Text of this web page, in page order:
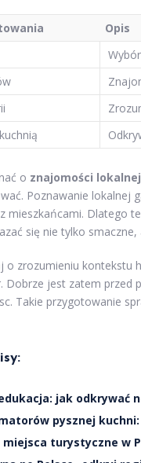
Opis
o znajomości
Poznawanie lokalnej
mieszkańcami. Dlatego
się nie tylko smaczne,
o zrozumieniu kontekstu
Dobrze jest zatem przed
Takie przygotowanie
jak odkrywać
pysznej
turystyczne w